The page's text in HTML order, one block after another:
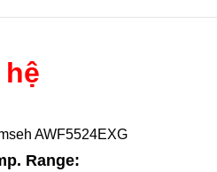
AWF5524EXG
Range: